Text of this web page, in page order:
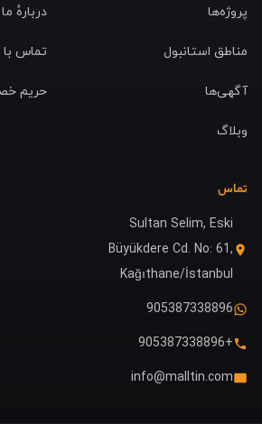
پروژه‌ها
مناطق استانبول
آگهی‌ها
وبلاگ
دربارهٔ ما
تماس با
حریم
تماس
Sultan Selim, Eski
Büyükdere Cd. No: 61,
Kağıthane/İstanbul
905387338896
+905387338896
info@malltin.com